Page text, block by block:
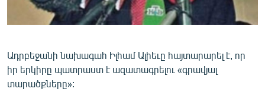
ՄԵԿՆԱԲԱՆՈՒԹՅՈՒՆ
ԿՈՐՈՆԱՎԻՐՈՒՍ
ԱՐԽԻՎ
Ադրբեջանի նախագահ Իլհամ Ալիեւը հայտարարել է, որ
իր երկիրը պատրաստ է ազատագրելու «գրավյալ
տարածքները»: